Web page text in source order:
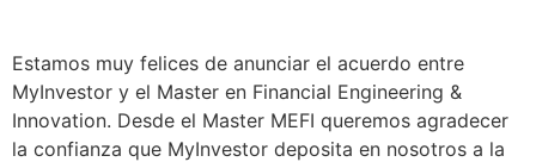
Estamos muy felices de anunciar el acuerdo entre
MyInvestor y el Master en Financial Engineering &
Innovation. Desde el Master MEFI queremos agradecer
la confianza que MyInvestor deposita en nosotros a la